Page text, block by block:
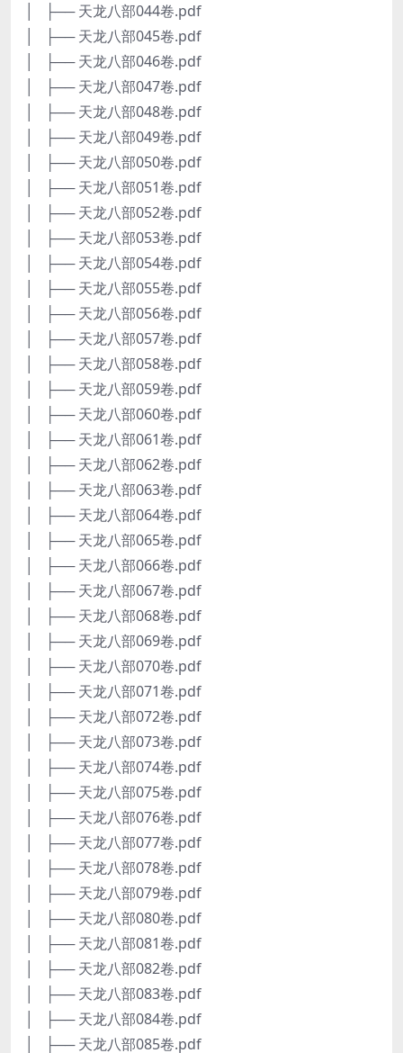
│ ├── 天龙八部044卷.pdf
│ ├── 天龙八部045卷.pdf
│ ├── 天龙八部046卷.pdf
│ ├── 天龙八部047卷.pdf
│ ├── 天龙八部048卷.pdf
│ ├── 天龙八部049卷.pdf
│ ├── 天龙八部050卷.pdf
│ ├── 天龙八部051卷.pdf
│ ├── 天龙八部052卷.pdf
│ ├── 天龙八部053卷.pdf
│ ├── 天龙八部054卷.pdf
│ ├── 天龙八部055卷.pdf
│ ├── 天龙八部056卷.pdf
│ ├── 天龙八部057卷.pdf
│ ├── 天龙八部058卷.pdf
│ ├── 天龙八部059卷.pdf
│ ├── 天龙八部060卷.pdf
│ ├── 天龙八部061卷.pdf
│ ├── 天龙八部062卷.pdf
│ ├── 天龙八部063卷.pdf
│ ├── 天龙八部064卷.pdf
│ ├── 天龙八部065卷.pdf
│ ├── 天龙八部066卷.pdf
│ ├── 天龙八部067卷.pdf
│ ├── 天龙八部068卷.pdf
│ ├── 天龙八部069卷.pdf
│ ├── 天龙八部070卷.pdf
│ ├── 天龙八部071卷.pdf
│ ├── 天龙八部072卷.pdf
│ ├── 天龙八部073卷.pdf
│ ├── 天龙八部074卷.pdf
│ ├── 天龙八部075卷.pdf
│ ├── 天龙八部076卷.pdf
│ ├── 天龙八部077卷.pdf
│ ├── 天龙八部078卷.pdf
│ ├── 天龙八部079卷.pdf
│ ├── 天龙八部080卷.pdf
│ ├── 天龙八部081卷.pdf
│ ├── 天龙八部082卷.pdf
│ ├── 天龙八部083卷.pdf
│ ├── 天龙八部084卷.pdf
│ ├── 天龙八部085卷.pdf